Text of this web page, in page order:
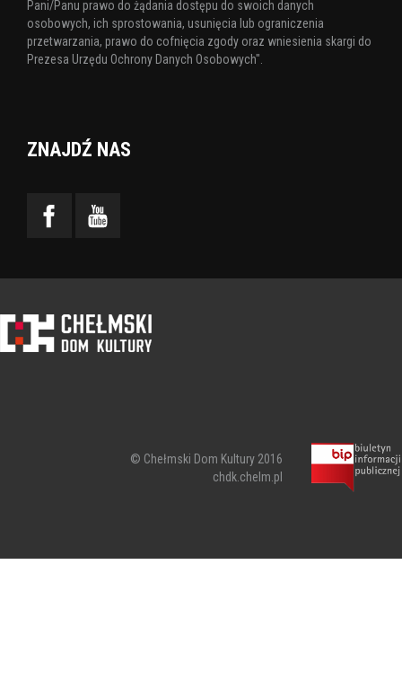
Pani/Panu prawo do żądania dostępu do swoich danych
osobowych, ich sprostowania, usunięcia lub ograniczenia
przetwarzania, prawo do cofnięcia zgody oraz wniesienia skargi do
Prezesa Urzędu Ochrony Danych Osobowych".
ZNAJDŹ NAS
© Chełmski Dom Kultury 2016
chdk.chelm.pl